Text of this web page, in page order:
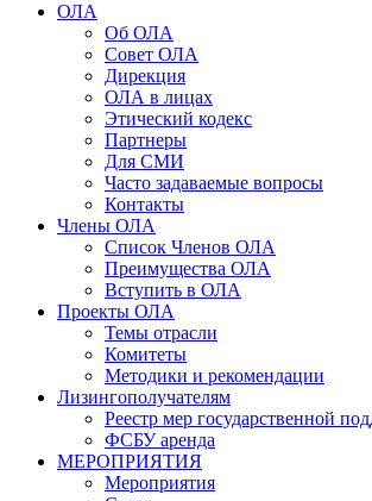
ОЛА
Об ОЛА
Совет ОЛА
Дирекция
ОЛА в лицах
Этический кодекс
Партнеры
Для СМИ
Часто задаваемые вопросы
Контакты
Члены ОЛА
Список Членов ОЛА
Преимущества ОЛА
Вступить в ОЛА
Проекты ОЛА
Темы отрасли
Комитеты
Методики и рекомендации
Лизингополучателям
Реестр мер государственной
ФСБУ аренда
МЕРОПРИЯТИЯ
Мероприятия